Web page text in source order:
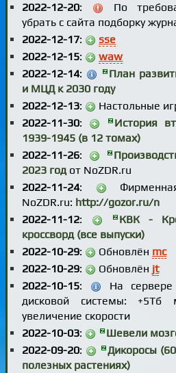
2022-12-20:
По
убрать с сайта подборку
2022-12-17:
sse
2022-12-15:
waw
2022-12-14:
План
и МЦД к 2030 году
2022-12-13: Настольные
2022-11-30:
История
1939-1945 (в 12 томах)
2022-11-26:
2023 годот NoZDR.ru
2022-11-24:
NoZDR.ru: http://gozor.ru/n
2022-11-12:
КВК -
кроссворд (все выпуски)
2022-10-29: Обновлён mc
2022-10-29: Обновлён jt
2022-10-15:
На сервере
дисковой системы:
увеличение скорости
2022-10-03:
Шевели
2022-09-20:
Дикоросы
полезных растениях)